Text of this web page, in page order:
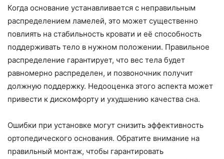
Когда основание устанавливается с неправильным
распределением ламелей, это может существенно
повлиять на стабильность кровати и её способность
поддерживать тело в нужном положении. Правильное
распределение гарантирует, что вес тела будет
равномерно распределен, и позвоночник получит
должную поддержку. Недооценка этого аспекта может
привести к дискомфорту и ухудшению качества сна.
Ошибки при установке могут снизить эффективность
ортопедического основания. Обратите внимание на
правильный монтаж, чтобы гарантировать